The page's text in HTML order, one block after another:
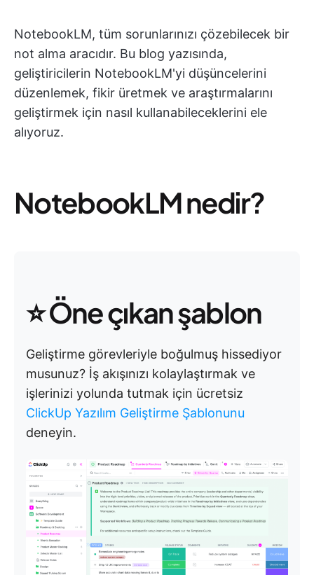
NotebookLM, tüm sorunlarınızı çözebilecek bir
not alma aracıdır. Bu blog yazısında,
geliştiricilerin NotebookLM'yi düşüncelerini
düzenlemek, fikir üretmek ve araştırmalarını
geliştirmek için nasıl kullanabileceklerini ele
alıyoruz.
NotebookLM nedir?
⭐ Öne çıkan şablon
Geliştirme görevleriyle boğulmuş hissediyor
musunuz? İş akışınızı kolaylaştırmak ve
işlerinizi yolunda tutmak için ücretsiz
ClickUp Yazılım Geliştirme Şablonunu
deneyin.